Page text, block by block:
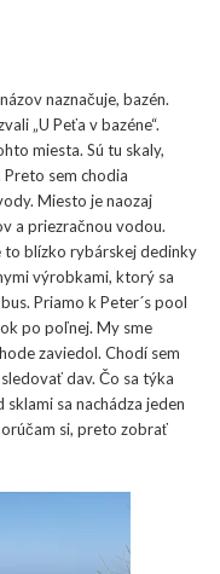
naznačuje, bazén.
„U Peťa v bazéne“.
miesta. Sú tu skaly,
sem chodia
Miesto je naozaj
a priezračnou vodou.
to blízko rybárskej dedinky
výrobkami, ktorý sa
Priamo k Peter´s pool
po poľnej. My sme
zaviedol. Chodí sem
dav. Čo sa týka
sa nachádza jeden
si, preto zobrať